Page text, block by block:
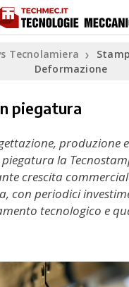
Tecnolamiera ❯
Deformazione
piegatura
produzione
la
crescita
con periodici
tecnologico e